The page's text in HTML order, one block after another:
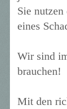
Sie
eines
Wir sind
brauchen!
Mit den